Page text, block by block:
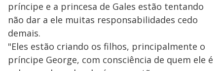
príncipe e a princesa de Gales estão tentando
não dar a ele muitas responsabilidades cedo
demais.
"Eles estão criando os filhos, principalmente o
príncipe George, com consciência de quem ele é